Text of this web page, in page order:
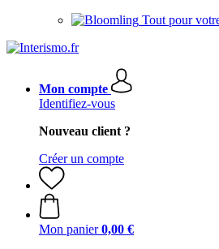
Tout pour
Mon compte
Identifiez-vous
Nouveau client ?
Créer un compte
Mon panier 0,00 €